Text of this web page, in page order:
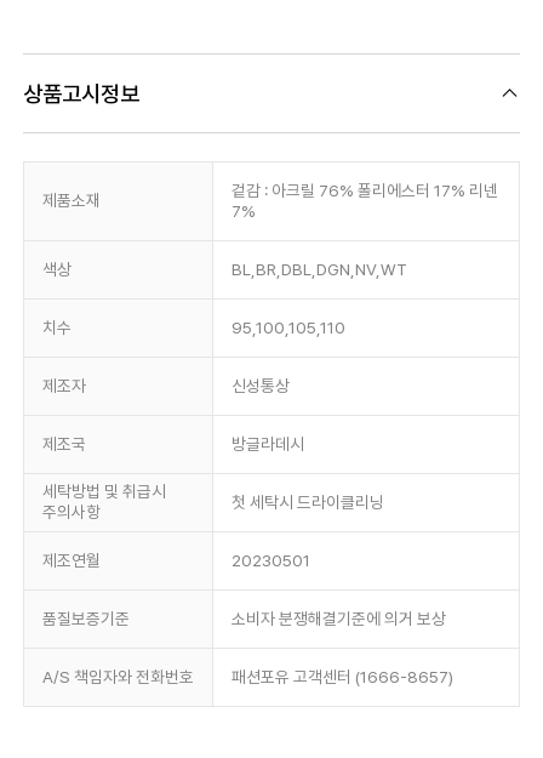
상품고시정보
제품소재
겉감 : 아크릴 76% 폴리에스터 17% 리넨
7%
색상 BL,BR,DBL,DGN,NV,WT
치수 95,100,105,110
제조자 신성통상
제조국 방글라데시
세탁방법 및 취급시
주의사항
첫 세탁시 드라이클리닝
제조연월 20230501
품질보증기준 소비자 분쟁해결기준에 의거 보상
A/S 책임자와 전화번호 패션포유 고객센터 (1666-8657)